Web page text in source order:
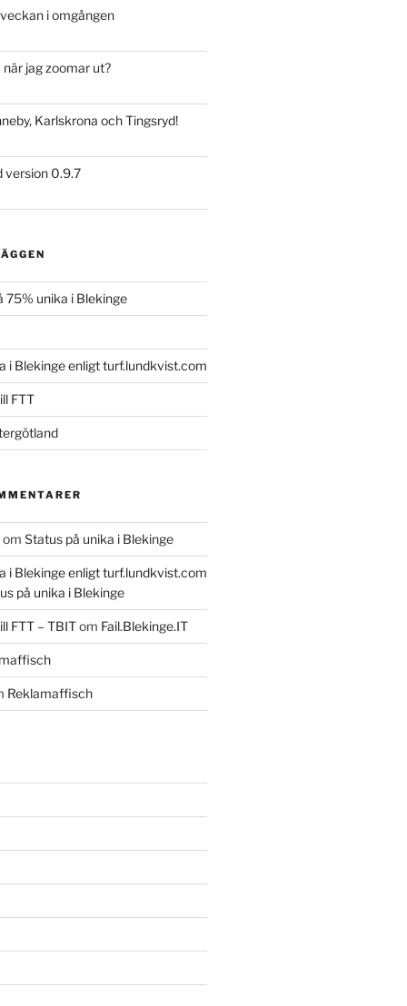
i omgången
när jag zoomar ut?
Karlskrona och Tingsryd!
version 0.9.7
75% unika i Blekinge
i Blekinge enligt turf.lundkvist.com
FTT
om Status på unika i Blekinge
i Blekinge enligt turf.lundkvist.com
på unika i Blekinge
FTT – TBITom Fail.Blekinge.IT
Reklamaffisch